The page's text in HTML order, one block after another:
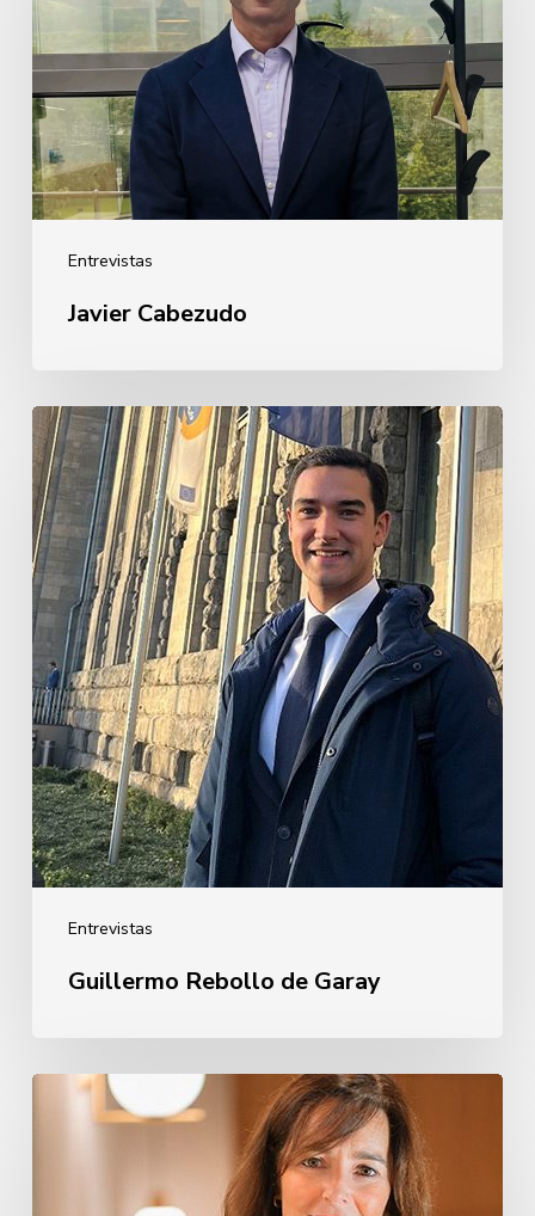
Entrevistas
Javier Cabezudo
Entrevistas
Guillermo
Rebollo
de
Garay
Guillermo Rebollo de Garay
Oihane
Eguiguren